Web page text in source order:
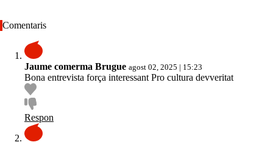
Comentaris
Jaume comerma Brugue agost 02, 2025 | 15:23
Bona entrevista força interessant Pro cultura devveritat
Respon